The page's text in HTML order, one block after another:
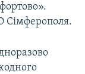
Сімферополя.